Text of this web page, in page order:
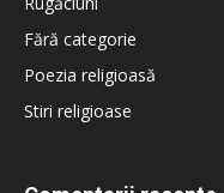
Fără categorie
Poezia religioasă
Stiri religioase